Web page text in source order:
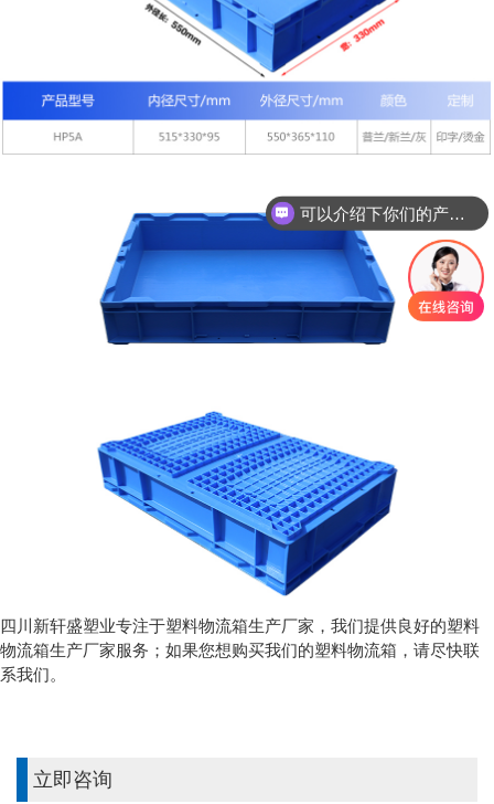
四川新轩盛塑业专注于塑料物流箱生产厂家 ，我们提供良好的塑料
物流箱生产厂家 服务；如果您想购买我们的塑料物流箱 ，请尽快联
系我们。
立即咨询
可以介绍下你们的产品么？